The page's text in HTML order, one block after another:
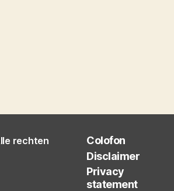
rechten
Colofon
Disclaimer
Privacy
statement